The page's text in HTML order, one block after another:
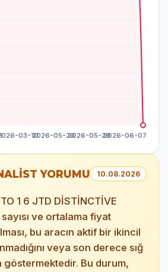
YORUMU 10.08.2026
1 6 JTD DİSTİNCTİVE
ve ortalama fiyat
bu aracın aktif bir ikincil
veya son derece sığ
göstermektedir. Bu durum,